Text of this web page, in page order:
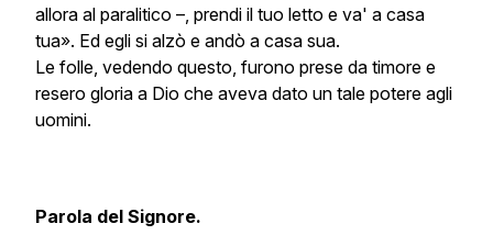
allora al paralitico –, prendi il tuo letto e va' a casa
tua». Ed egli si alzò e andò a casa sua.
Le folle, vedendo questo, furono prese da timore e
resero gloria a Dio che aveva dato un tale potere agli
uomini.
Parola del Signore.